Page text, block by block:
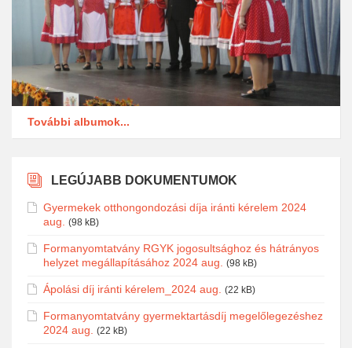
További albumok...
LEGÚJABB DOKUMENTUMOK
Gyermekek otthongondozási díja iránti kérelem 2024
aug.
(98 kB)
Formanyomtatvány RGYK jogosultsághoz és hátrányos
helyzet megállapításához 2024 aug.
(98 kB)
Ápolási díj iránti kérelem_2024 aug. (22 kB)
Formanyomtatvány gyermektartásdíj megelőlegezéshez
2024 aug.
(22 kB)